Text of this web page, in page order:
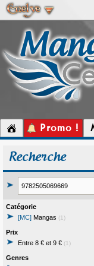
Promo !
Recherche
Catégorie
[MC] Mangas (1)
Prix
Entre 8 € et 9 € (1)
Genres